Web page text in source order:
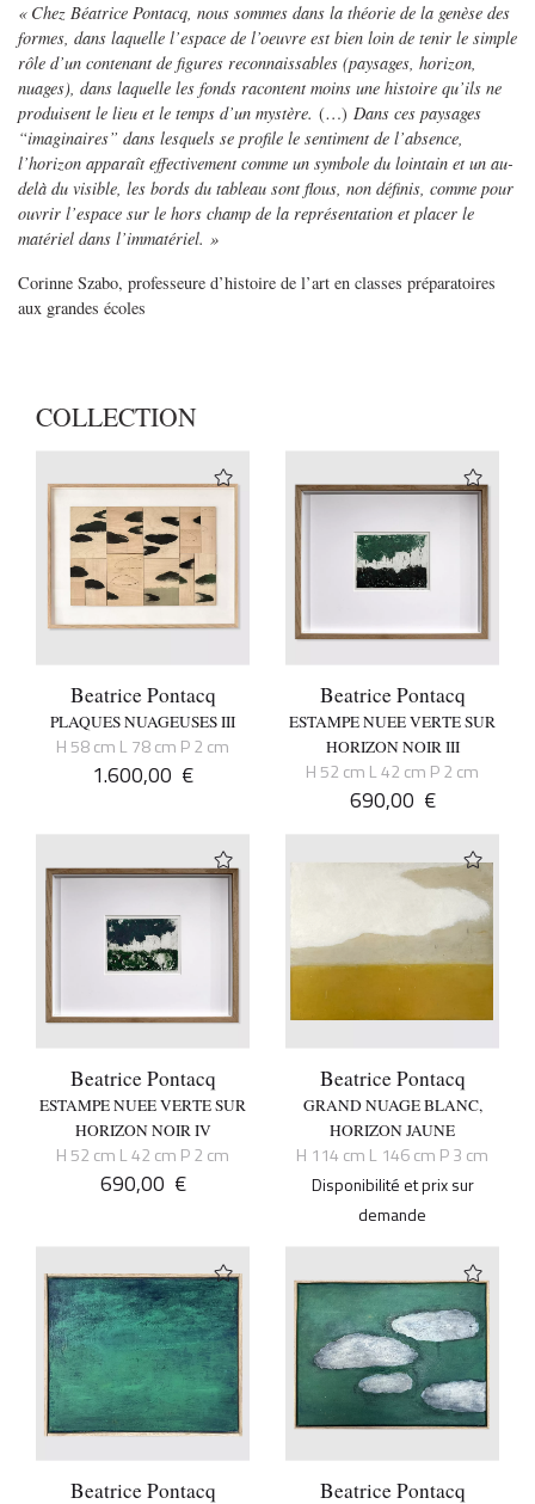
« Chez Béatrice Pontacq, nous sommes dans la théorie de la genèse des
formes, dans laquelle l’espace de l’oeuvre est bien loin de tenir le simple
rôle d’un contenant de figures reconnaissables (paysages, horizon,
nuages), dans laquelle les fonds racontent moins une histoire qu’ils ne
produisent le lieu et le temps d’un mystère. (…) Dans ces paysages
“imaginaires” dans lesquels se profile le sentiment de l’absence,
l’horizon apparaît effectivement comme un symbole du lointain et un au-
delà du visible, les bords du tableau sont flous, non définis, comme pour
ouvrir l’espace sur le hors champ de la représentation et placer le
matériel dans l’immatériel. »
Corinne Szabo, professeure d’histoire de l’art en classes préparatoires
aux grandes écoles
COLLECTION
Beatrice Pontacq
PLAQUES NUAGEUSES III
H 58 cm L 78 cm P 2 cm
1.600,00 €
Beatrice Pontacq
ESTAMPE NUEE VERTE SUR
HORIZON NOIR III
H 52 cm L 42 cm P 2 cm
690,00 €
Beatrice Pontacq
ESTAMPE NUEE VERTE SUR
HORIZON NOIR IV
H 52 cm L 42 cm P 2 cm
690,00 €
Beatrice Pontacq
GRAND NUAGE BLANC,
HORIZON JAUNE
H 114 cm L 146 cm P 3 cm
Disponibilité et prix sur
demande
Beatrice Pontacq Beatrice Pontacq